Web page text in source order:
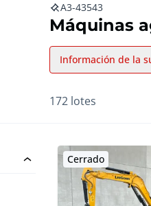
A3-43543
Máquinas
Información de la
172 lotes
Cerrado